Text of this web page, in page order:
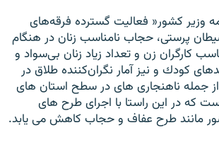
وزير كشور« فعاليت گسترده فرقه‌هاى
پرستى، حجاب نامناسب زنان در هنگام
كارگران زن و تعداد زياد زنان بى‌سواد و
كودك و نيز آمار نگران‌كننده طلاق در
از جمله ناهنجارى هاى در سطح استان هاى
كه در اين راستا با اجراى طرح هاى
مانند طرح عفاف و حجاب كاهش مى يابد.